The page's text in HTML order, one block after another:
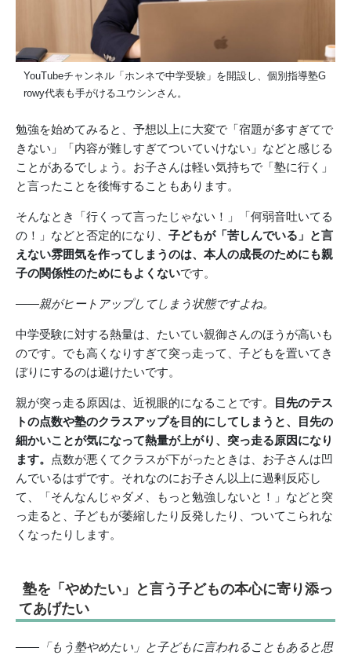
YouTubeチャンネル「ホンネで中学受験」を開設し、個別指導塾G
rowy代表も手がけるユウシンさん。
勉強を始めてみると、予想以上に大変で「宿題が多すぎてで
きない」「内容が難しすぎてついていけない」などと感じる
ことがあるでしょう。お子さんは軽い気持ちで「塾に行く」
と言ったことを後悔することもあります。
そんなとき「行くって言ったじゃない！」「何弱音吐いてる
の！」などと否定的になり、 子どもが「苦しんでいる」と言
えない雰囲気を作ってしまうのは、本人の成長のためにも親
子の関係性のためにもよくないです。
――親がヒートアップしてしまう状態ですよね。
中学受験に対する熱量は、たいてい親御さんのほうが高いも
のです。でも高くなりすぎて突っ走って、子どもを置いてき
ぼりにするのは避けたいです。
親が突っ走る原因は、近視眼的になることです。
目先のテス
トの点数や塾のクラスアップを目的にしてしまうと、目先の
細かいことが気になって熱量が上がり、突っ走る原因になり
ます。
点数が悪くてクラスが下がったときは、お子さんは凹
んでいるはずです。それなのにお子さん以上に過剰反応し
て、「そんなんじゃダメ、もっと勉強しないと！」などと突
っ走ると、子どもが萎縮したり反発したり、ついてこられな
くなったりします。
塾を「やめたい」と言う子どもの本心に寄り添っ
てあげたい
――「もう塾やめたい」と子どもに言われることもあると思